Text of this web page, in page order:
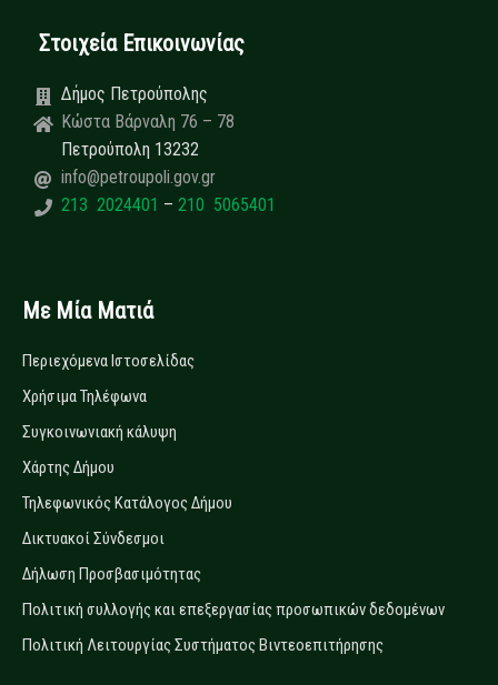
Στοιχεία Επικοινωνίας
Δήμος Πετρούπολης
Κώστα Βάρναλη 76 – 78
Πετρούπολη 13232
info@petroupoli.gov.gr
213 2024401 – 210 5065401
Με Μία Ματιά
Περιεχόμενα Ιστοσελίδας
Χρήσιμα Τηλέφωνα
Συγκοινωνιακή κάλυψη
Χάρτης Δήμου
Τηλεφωνικός Κατάλογος Δήμου
Δικτυακοί Σύνδεσμοι
Δήλωση Προσβασιμότητας
Πολιτική συλλογής και επεξεργασίας προσωπικών δεδομένων
Πολιτική Λειτουργίας Συστήματος Βιντεοεπιτήρησης